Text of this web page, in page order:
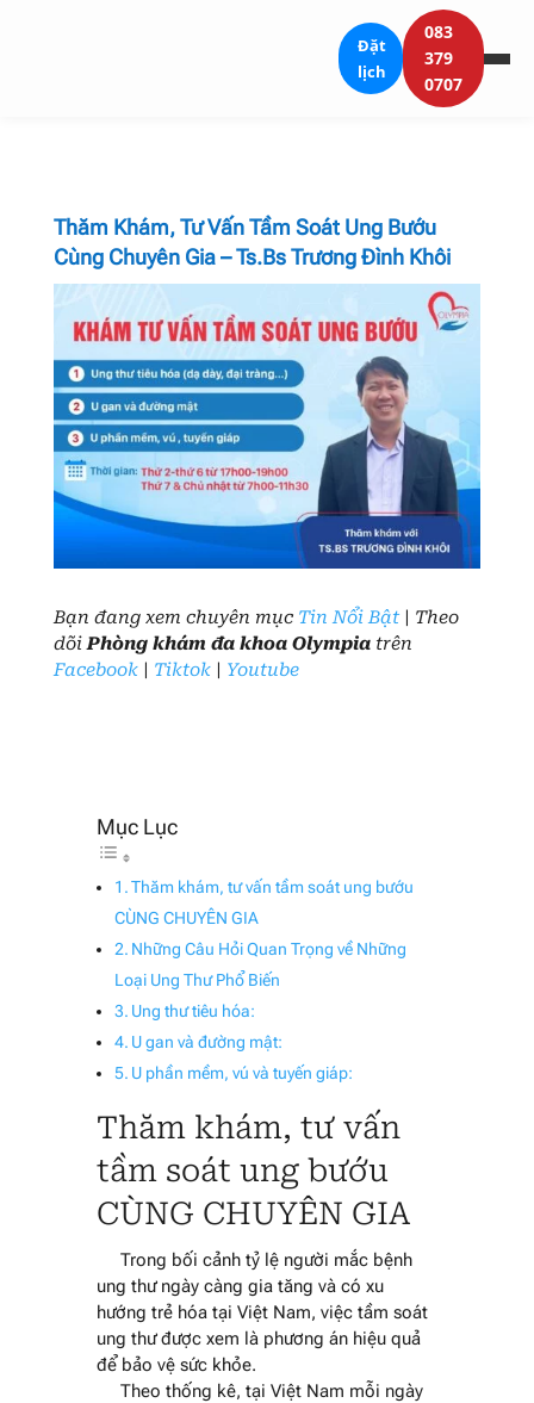
Đặt
lịch
083
379
0707
Thăm Khám, Tư Vấn Tầm Soát Ung Bướu
Cùng Chuyên Gia – Ts.Bs Trương Đình Khôi
Bạn đang xem chuyên mục Tin Nổi Bật| Theo
dõiPhòng khám đa khoa Olympiatrên
Facebook| Tiktok| Youtube
Thăm khám, tư vấn tầm soát ung bướu
CÙNG CHUYÊN GIA
Những Câu Hỏi Quan Trọng về Những
Loại Ung Thư Phổ Biến
Ung thư tiêu hóa:
U gan và đường mật:
U phần mềm, vú và tuyến giáp:
Thăm khám, tư vấn
tầm soát ung bướu
CÙNG CHUYÊN GIA
Trong bối cảnh tỷ lệ người mắc bệnh
ung thư ngày càng gia tăng và có xu
hướng trẻ hóa tại Việt Nam, việc tầm soát
ung thư được xem là phương án hiệu quả
để bảo vệ sức khỏe.
Theo thống kê, tại Việt Nam mỗi ngày